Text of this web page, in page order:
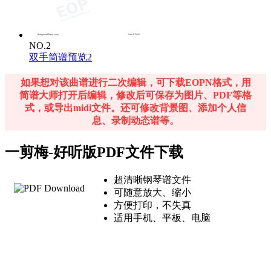
NO.2
双手简谱预览2
如果想对该曲谱进行二次编辑，可下载EOPN格式，用
简谱大师打开后编辑，修改后可保存为图片、PDF等格
式，或导出midi文件。还可修改背景图、添加个人信
息、录制动态谱等。
一剪梅-好听版PDF文件下载
超清晰钢琴谱文件
可随意放大、缩小
方便打印，不失真
适用手机、平板、电脑